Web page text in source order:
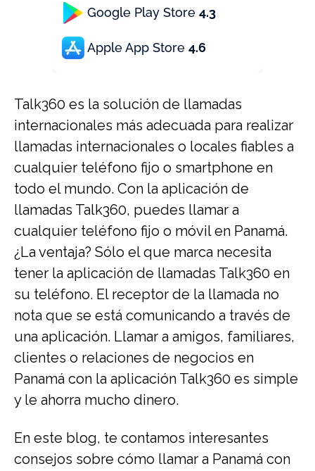
Google Play Store 4.3
Apple App Store 4.6
Talk360 es la solución de llamadas
internacionales más adecuada para realizar
llamadas internacionales o locales fiables a
cualquier teléfono fijo o smartphone en
todo el mundo. Con la aplicación de
llamadas Talk360, puedes llamar a
cualquier teléfono fijo o móvil en Panamá.
¿La ventaja? Sólo el que marca necesita
tener la aplicación de llamadas Talk360 en
su teléfono. El receptor de la llamada no
nota que se está comunicando a través de
una aplicación. Llamar a amigos, familiares,
clientes o relaciones de negocios en
Panamá con la aplicación Talk360 es simple
y le ahorra mucho dinero.
En este blog, te contamos interesantes
consejos sobre cómo llamar a Panamá con